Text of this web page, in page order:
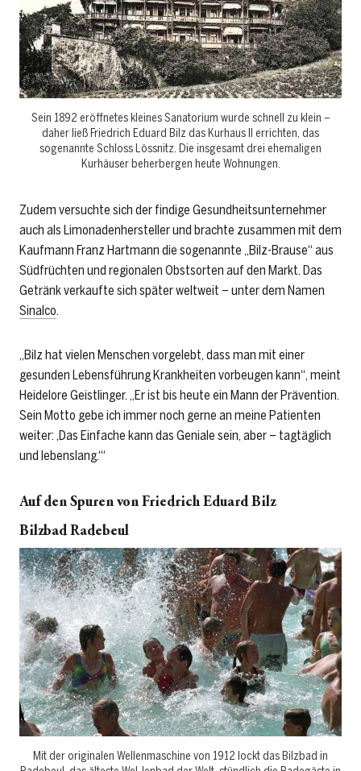
Sein 1892 eröffnetes kleines Sanatorium wurde schnell zu klein –
daher ließ Friedrich Eduard Bilz das Kurhaus II errichten, das
sogenannte Schloss Lössnitz. Die insgesamt drei ehemaligen
Kurhäuser beherbergen heute Wohnungen.
Zudem versuchte sich der findige Gesundheitsunternehmer
auch als ­Limonadenhersteller und brachte zusammen mit dem
Kaufmann Franz Hartmann die sogenannte ­„Bilz-Brause“ aus
Südfrüchten und regionalen Obst­sorten auf den Markt. Das
Getränk verkaufte sich später weltweit – unter dem Namen
Sinalco.
„Bilz hat vielen Menschen vorgelebt, dass man mit einer
gesunden Lebensführung Krankheiten vorbeugen kann“, meint
Heidelore Geistlinger. „Er ist bis heute ein Mann der Prävention.
Sein Motto gebe ich immer noch gerne an meine Patienten
weiter: ,Das Einfache kann das Geniale sein, aber – tagtäglich
und lebenslang.‘“
Auf den Spuren von Friedrich Eduard Bilz
Bilzbad Radebeul
Mit der originalen Wellenmaschine von 1912 lockt das Bilzbad in